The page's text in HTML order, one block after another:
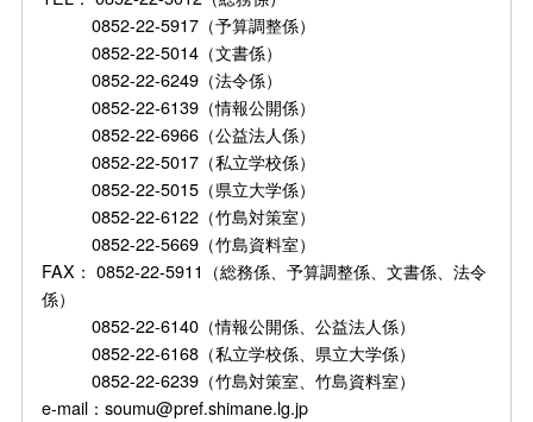
0852-22-5917（予算調整係）
0852-22-5014（文書係）
0852-22-6249（法令係）
0852-22-6139（情報公開係）
0852-22-6966（公益法人係）
0852-22-5017（私立学校係）
0852-22-5015（県立大学係）
0852-22-6122（竹島対策室）
0852-22-5669（竹島資料室）
FAX： 0852-22-5911（総務係、予算調整係、文書係、法令
係）
0852-22-6140（情報公開係、公益法人係）
0852-22-6168（私立学校係、県立大学係）
0852-22-6239（竹島対策室、竹島資料室）
e-mail：soumu@pref.shimane.lg.jp